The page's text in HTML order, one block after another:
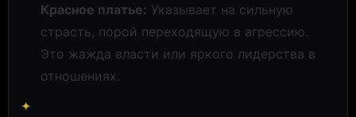
Красное платье: Указывает на сильную
страсть, порой переходящую в агрессию.
Это жажда власти или яркого лидерства в
отношениях.
✦